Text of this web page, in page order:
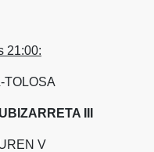
21:00:
TOLOSA
III
V